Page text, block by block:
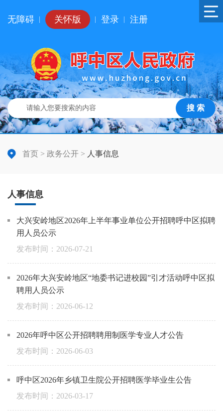
无障碍 关怀版 登录 注册
搜 索
首页 > 政务公开 > 人事信息
人事信息
大兴安岭地区2026年上半年事业单位公开招聘呼中区拟聘
用人员公示
2026-07-21
2026年大兴安岭地区“地委书记进校园”引才活动呼中区拟
聘用人员公示
2026-06-12
2026年呼中区公开招聘聘用制医学专业人才公告
2026-06-03
呼中区2026年乡镇卫生院公开招聘医学毕业生公告
2026-03-17